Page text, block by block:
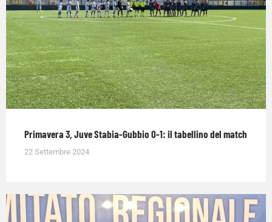
Primavera 3, Juve Stabia-Gubbio 0-1: il tabellino del match
22 Settembre 2024